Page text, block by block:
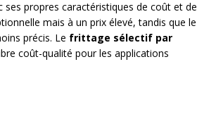
ses propres caractéristiques de coût et de
mais à un prix élevé, tandis que le
précis. Le frittage sélectif par
coût-qualité pour les applications